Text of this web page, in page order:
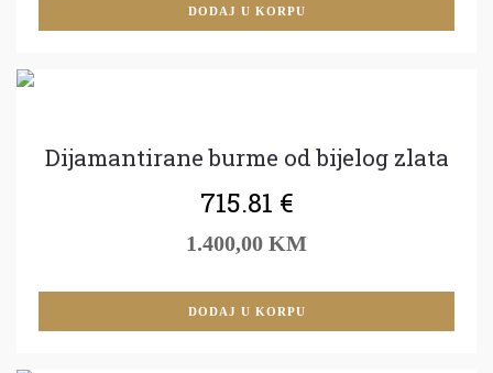
DODAJ U KORPU
Dijamantirane burme od bijelog zlata
715.81 €
1.400,00 KM
DODAJ U KORPU